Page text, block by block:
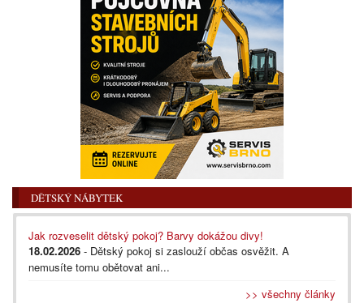
DĚTSKÝ NÁBYTEK
Jak rozveselit dětský pokoj? Barvy dokážou divy!
18.02.2026 - Dětský pokoj si zaslouží občas osvěžit. A
nemusíte tomu obětovat ani...
>> všechny články